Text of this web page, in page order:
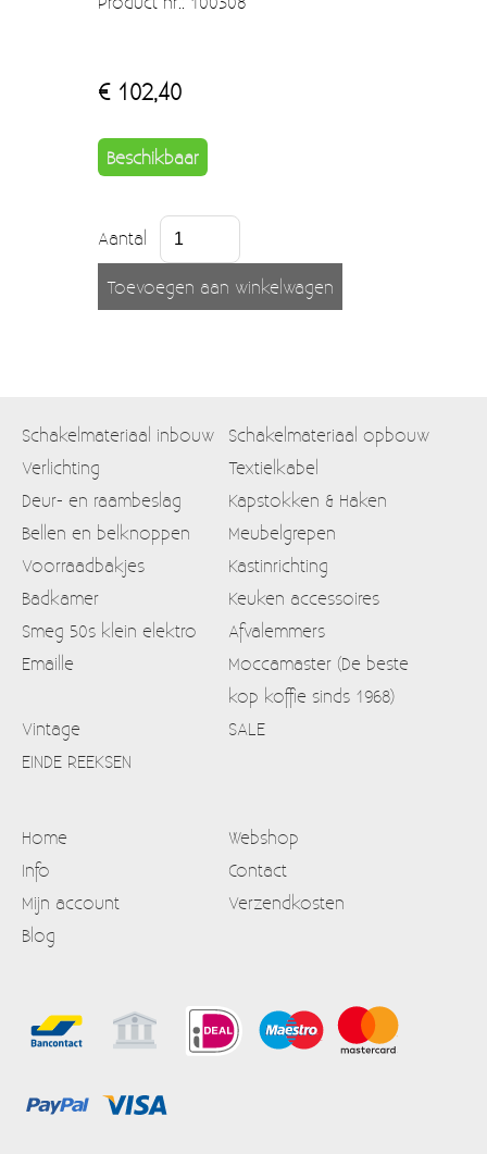
€ 102,40
Beschikbaar
Aantal
Schakelmateriaal inbouw
Schakelmateriaal opbouw
Verlichting
Textielkabel
Deur- en raambeslag
Kapstokken & Haken
Bellen en belknoppen
Meubelgrepen
Voorraadbakjes
Kastinrichting
Badkamer
Keuken accessoires
Smeg 50s klein elektro
Afvalemmers
Emaille
Moccamaster (De beste
kop koffie sinds 1968)
Vintage
SALE
EINDE REEKSEN
Home
Webshop
Info
Contact
Mijn account
Verzendkosten
Blog